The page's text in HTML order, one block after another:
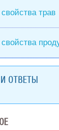
трав
ОТВЕТЫ